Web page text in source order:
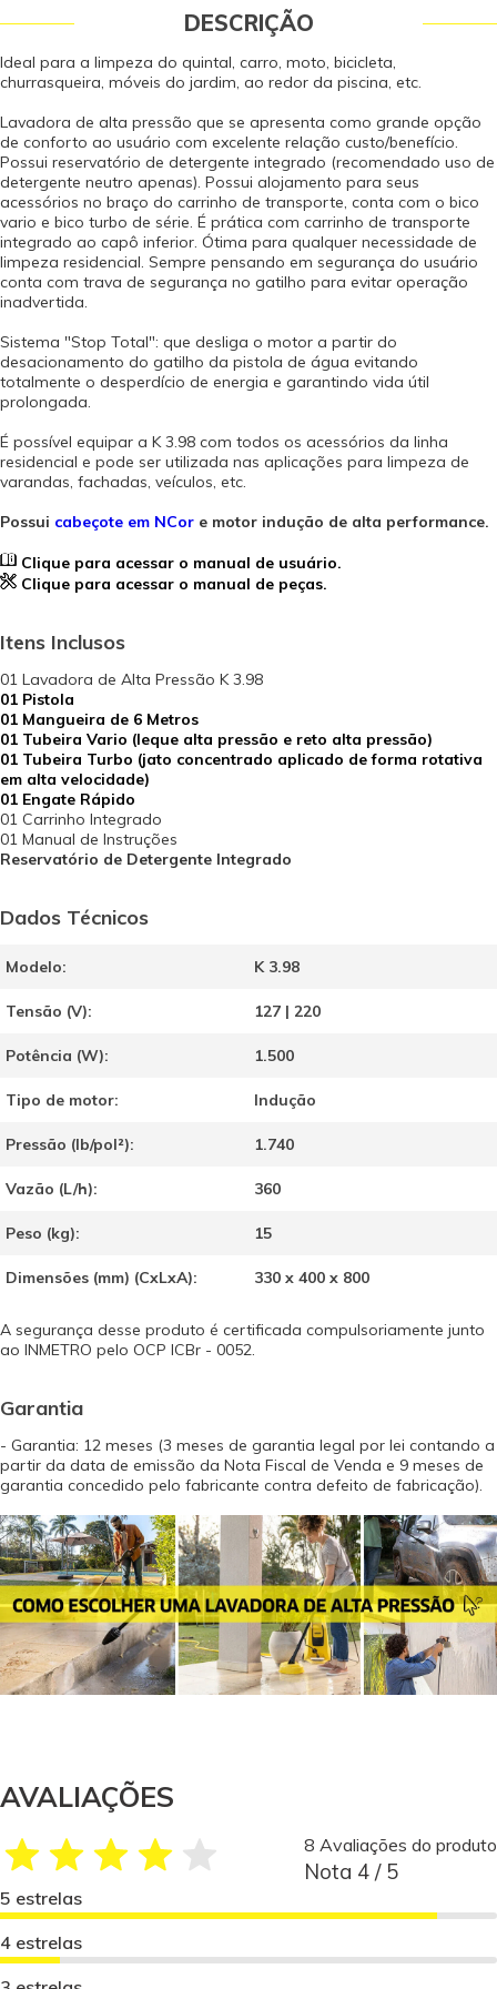
DESCRIÇÃO
Ideal para a limpeza do quintal, carro, moto, bicicleta,
churrasqueira, móveis do jardim, ao redor da piscina, etc.
Lavadora de alta pressão que se apresenta como grande opção
de conforto ao usuário com excelente relação custo/benefício.
Possui reservatório de detergente integrado (recomendado uso de
detergente neutro apenas). Possui alojamento para seus
acessórios no braço do carrinho de transporte, conta com o bico
vario e bico turbo de série. É prática com carrinho de transporte
integrado ao capô inferior. Ótima para qualquer necessidade de
limpeza residencial. Sempre pensando em segurança do usuário
conta com trava de segurança no gatilho para evitar operação
inadvertida.
Sistema "Stop Total": que desliga o motor a partir do
desacionamento do gatilho da pistola de água evitando
totalmente o desperdício de energia e garantindo vida útil
prolongada.
É possível equipar a K 3.98 com todos os acessórios da linha
residencial e pode ser utilizada nas aplicações para limpeza de
varandas, fachadas, veículos, etc.
Possui cabeçote em NCor e motor indução de alta performance.
Clique para acessar o manual de usuário.
Clique para acessar o manual de peças.
Itens Inclusos
01 Lavadora de Alta Pressão K 3.98
01 Pistola
01 Mangueira de 6 Metros
01 Tubeira Vario (leque alta pressão e reto alta pressão)
01 Tubeira Turbo (jato concentrado aplicado de forma rotativa
em alta velocidade)
01 Engate Rápido
01 Carrinho Integrado
01 Manual de Instruções
Reservatório de Detergente Integrado
Dados Técnicos
Modelo: K 3.98
Tensão (V): 127 | 220
Potência (W): 1.500
Tipo de motor: Indução
Pressão (lb/pol²): 1.740
Vazão (L/h): 360
Peso (kg): 15
Dimensões (mm) (CxLxA): 330 x 400 x 800
A segurança desse produto é certificada compulsoriamente junto
ao INMETRO pelo OCP ICBr - 0052.
Garantia
- Garantia: 12 meses (3 meses de garantia legal por lei contando a
partir da data de emissão da Nota Fiscal de Venda e 9 meses de
garantia concedido pelo fabricante contra defeito de fabricação).
AVALIAÇÕES
8 Avaliações do produto
Nota 4 / 5
5 estrelas
4 estrelas